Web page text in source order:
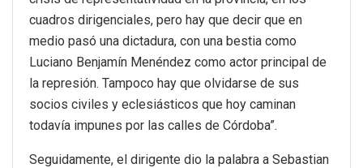
cuadros dirigenciales, pero hay que decir que en
medio pasó una dictadura, con una bestia como
Luciano Benjamín Menéndez como actor principal de
la represión. Tampoco hay que olvidarse de sus
socios civiles y eclesiásticos que hoy caminan
todavía impunes por las calles de Córdoba”.
Seguidamente, el dirigente dio la palabra a Sebastian